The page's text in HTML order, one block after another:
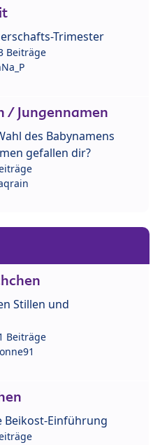
Trimester
Beiträge
/ Jungennamen
des Babynamens
gefallen dir?
Stillen und
Beiträge
Beikost-Einführung